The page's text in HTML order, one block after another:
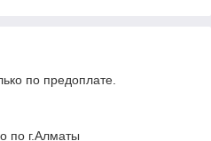
по предоплате.
по г.Алматы